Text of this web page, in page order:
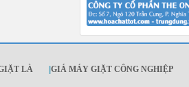
LÀ |GIÁ MÁY GIẶT CÔNG NGHIỆP